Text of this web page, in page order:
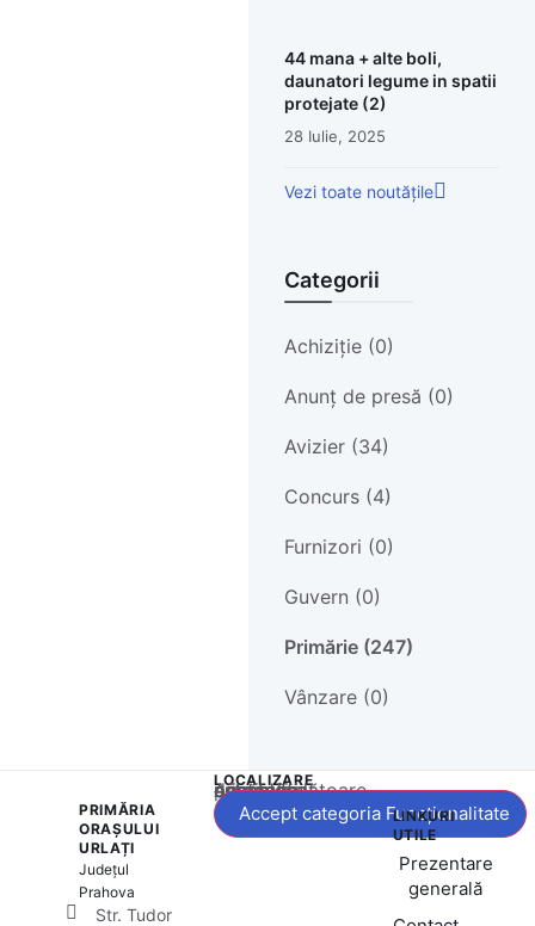
44 mana + alte boli,
daunatori legume in spatii
protejate (2)
28 Iulie, 2025
Vezi toate noutățile
Categorii
Achiziție (0)
Anunț de presă (0)
Avizier (34)
Concurs (4)
Furnizori (0)
Guvern (0)
Primărie (247)
Vânzare (0)
PRIMĂRIA
ORAȘULUI
URLAȚI
Județul
Prahova
Str. Tudor
LOCALIZARE
Acest conținut este blocat până când acceptați categoria corespunzătoare de cookie-uri.
Accept categoria Funcționalitate
LINKURI
UTILE
Prezentare
generală